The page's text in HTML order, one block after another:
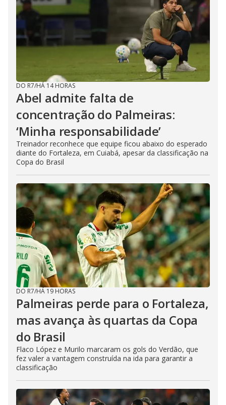
DO R7/HÁ 14 HORAS
Abel admite falta de
concentração do Palmeiras:
‘Minha responsabilidade’
Treinador reconhece que equipe ficou abaixo do esperado
diante do Fortaleza, em Cuiabá, apesar da classificação na
Copa do Brasil
DO R7/HÁ 19 HORAS
Palmeiras perde para o Fortaleza,
mas avança às quartas da Copa
do Brasil
Flaco López e Murilo marcaram os gols do Verdão, que
fez valer a vantagem construída na ida para garantir a
classificação